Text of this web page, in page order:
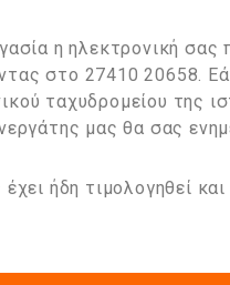
η ηλεκτρονική
στο 27410 20658.
ταχυδρομείου της
μας θα σας
ήδη τιμολογηθεί